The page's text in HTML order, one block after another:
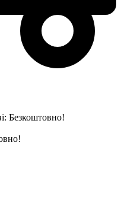
Безкоштовно!